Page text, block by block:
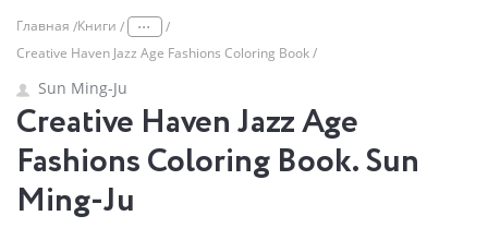
Главная Книги ...
Creative Haven Jazz Age Fashions Coloring Book
Sun Ming-Ju
Creative Haven Jazz Age
Fashions Coloring Book. Sun
Ming-Ju